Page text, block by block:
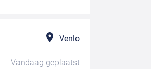
Venlo
Vandaag geplaatst